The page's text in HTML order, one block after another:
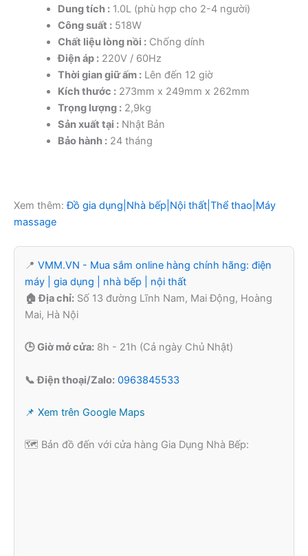
Dung tích :1.0L (phù hợp cho 2-4 người)
Công suất :518W
Chất liệu lòng nồi :Chống dính
Điện áp :220V / 60Hz
Thời gian giữ ấm :Lên đến 12 giờ
Kích thước :273mm x 249mm x 262mm
Trọng lượng :2,9kg
Sản xuất tại :Nhật Bản
Bảo hành :24 tháng
Xem thêm:Đồ gia dụng|Nhà bếp|Nội thất|Thể thao|Máy
massage
📍 VMM.VN - Mua sắm online hàng chính hãng: điện
máy | gia dụng | nhà bếp | nội thất
🏠 Địa chỉ: Số 13 đường Lĩnh Nam, Mai Động, Hoàng
Mai, Hà Nội
🕒 Giờ mở cửa: 8h - 21h (Cả ngày Chủ Nhật)
📞 Điện thoại/Zalo: 0963845533
📌 Xem trên Google Maps
🗺️ Bản đồ đến với cửa hàng Gia Dụng Nhà Bếp: